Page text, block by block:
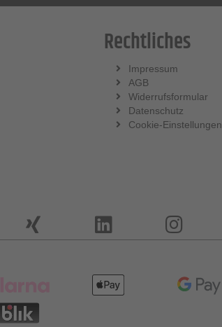
Rechtliches
Impressum
AGB
Widerrufsformular
Datenschutz
Cookie-Einstellungen